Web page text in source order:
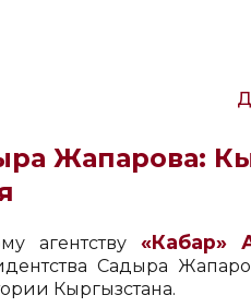
Жапарова:
агентству «Кабар»
Садыра
Кыргызстана.